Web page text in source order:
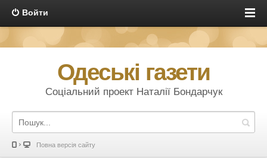
Войти
Одеські газети
Соціальний проект Наталії Бондарчук
Повна версія сайту